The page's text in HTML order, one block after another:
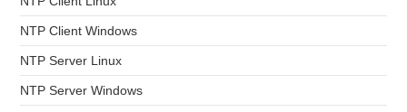
NTP Client Windows
NTP Server Linux
NTP Server Windows